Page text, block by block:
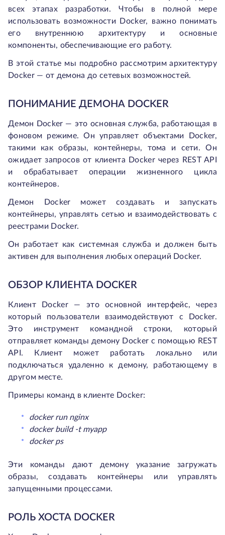
всех этапах разработки. Чтобы в полной мере
использовать возможности Docker, важно понимать
его внутреннюю архитектуру и основные
компоненты, обеспечивающие его работу.
В этой статье мы подробно рассмотрим архитектуру
Docker — от демона до сетевых возможностей.
ПОНИМАНИЕ ДЕМОНА DOCKER
Демон Docker — это основная служба, работающая в
фоновом режиме. Он управляет объектами Docker,
такими как образы, контейнеры, тома и сети. Он
ожидает запросов от клиента Docker через REST API
и обрабатывает операции жизненного цикла
контейнеров.
Демон Docker может создавать и запускать
контейнеры, управлять сетью и взаимодействовать с
реестрами Docker.
Он работает как системная служба и должен быть
активен для выполнения любых операций Docker.
ОБЗОР КЛИЕНТА DOCKER
Клиент Docker — это основной интерфейс, через
который пользователи взаимодействуют с Docker.
Это инструмент командной строки, который
отправляет команды демону Docker с помощью REST
API. Клиент может работать локально или
подключаться удаленно к демону, работающему в
другом месте.
Примеры команд в клиенте Docker:
docker run nginx
docker build -t myapp
docker ps
Эти команды дают демону указание загружать
образы, создавать контейнеры или управлять
запущенными процессами.
РОЛЬ ХОСТА DOCKER